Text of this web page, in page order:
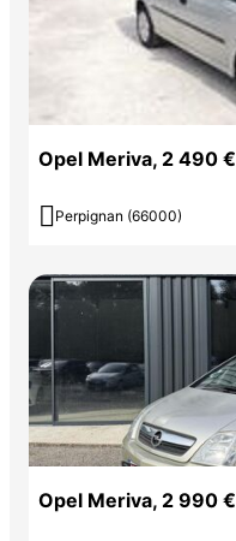
Opel Meriva, 2 490 €
 Perpignan (66000)
Opel Meriva, 2 990 €